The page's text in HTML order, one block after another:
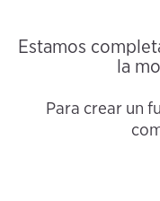
Estamos
la
Para crear un